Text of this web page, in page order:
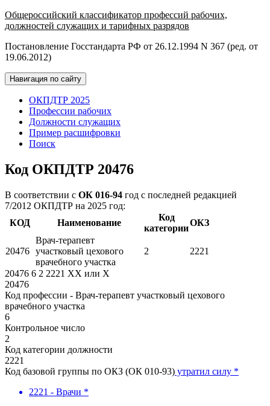
Общероссийский классификатор профессий рабочих,
должностей служащих и тарифных разрядов
Постановление Госстандарта РФ от 26.12.1994 N 367 (ред. от
19.06.2012)
Навигация по сайту
ОКПДТР 2025
Профессии рабочих
Должности служащих
Пример расшифровки
Поиск
Код ОКПДТР 20476
В соответствии с ОК 016-94 год с последней редакцией
7/2012 ОКПДТР на 2025 год:
КОД
Наименование
Код
категории
ОКЗ
20476
Врач-терапевт
участковый цехового
врачебного участка
2 2221
20476 6 2 2221 XX или X
20476
Код профессии - Врач-терапевт участковый цехового
врачебного участка
6
Контрольное число
2
Код категории должности
2221
Код базовой группы по ОКЗ (ОК 010-93) утратил силу *
2221 - Врачи *